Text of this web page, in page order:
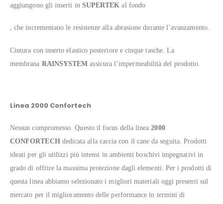
aggiungono gli inserti in SUPERTEK al fondo
, che incrementano le resistenze alla abrasione durante l’avanzamento.
Cintura con inserto elastico posteriore e cinque tasche. La
membrana RAINSYSTEM assicura l’impermeabilità del prodotto.
Linea 2000 Confortech
Nessun compromesso. Questo il focus della linea2000
CONFORTECHdedicata alla caccia con il cane da seguita. Prodotti
ideati per gli utilizzi più intensi in ambienti boschivi impegnativi in
grado di offrire la massima protezione dagli elementi. Per i prodotti di
questa linea abbiamo selezionato i migliori materiali oggi presenti sul
mercato per il miglioramento delle performance in termini di